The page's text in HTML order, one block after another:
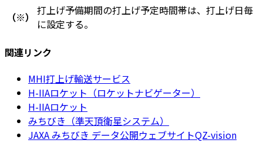
（※）
打上げ予備期間の打上げ予定時間帯は、打上げ日毎
に設定する。
関連リンク
MHI打上げ輸送サービス
H-IIAロケット（ロケットナビゲーター）
H-IIAロケット
みちびき（準天頂衛星システム）
JAXA みちびき データ公開ウェブサイトQZ-vision